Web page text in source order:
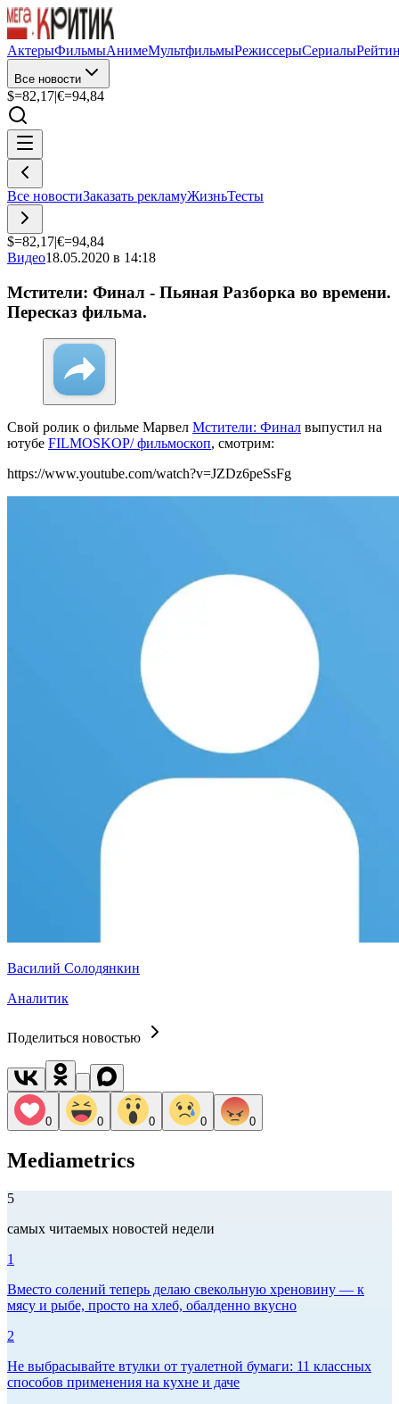
АктерыФильмыАнимеМультфильмыРежиссерыСериалы
Все новости
$=82,17|€=94,84
Все новостиЗаказать рекламуЖизньТесты
$=82,17|€=94,84
Видео18.05.2020 в 14:18
Мстители: Финал - Пьяная Разборка во времени.
Пересказ фильма.
Свой ролик о фильме Марвел Мстители: Финал выпустил на
ютубе FILMOSKOP/ фильмоскоп, смотрим:
https://www.youtube.com/watch?v=JZDz6peSsFg
Василий Солодянкин
Аналитик
Поделиться новостью
0 0 0 0 0
Mediametrics
5
самых читаемых новостей недели
1
Вместо солений теперь делаю свекольную хреновину — к
мясу и рыбе, просто на хлеб, обалденно вкусно
2
Не выбрасывайте втулки от туалетной бумаги: 11 классных
способов применения на кухне и даче